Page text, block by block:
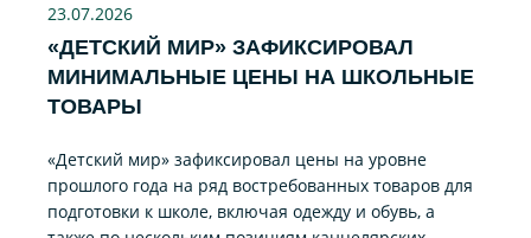
23.07.2026
«ДЕТСКИЙ МИР» ЗАФИКСИРОВАЛ
МИНИМАЛЬНЫЕ ЦЕНЫ НА ШКОЛЬНЫЕ
ТОВАРЫ
«Детский мир» зафиксировал цены на уровне
прошлого года на ряд востребованных товаров для
подготовки к школе, включая одежду и обувь, а